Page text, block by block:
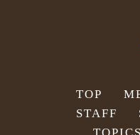
TOP
STAFF
TOPICS